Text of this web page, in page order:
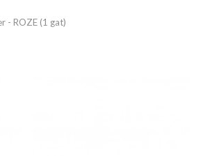
- ROZE (1 gat)